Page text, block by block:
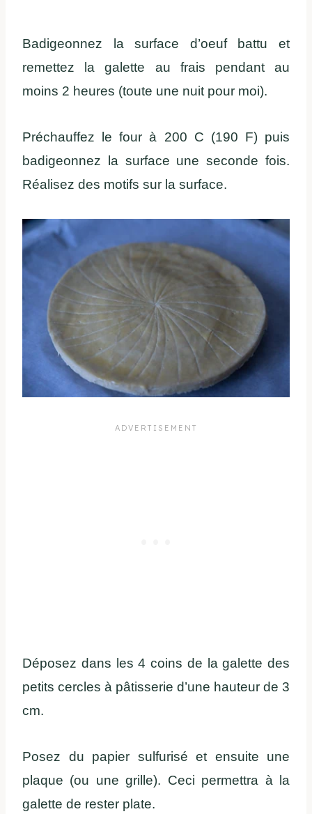
Badigeonnez la surface d’oeuf battu et
remettez la galette au frais pendant au
moins 2 heures (toute une nuit pour moi).
Préchauffez le four à 200 C (190 F) puis
badigeonnez la surface une seconde fois.
Réalisez des motifs sur la surface.
Déposez dans les 4 coins de la galette des
petits cercles à pâtisserie d’une hauteur de 3
cm.
Posez du papier sulfurisé et ensuite une
plaque (ou une grille). Ceci permettra à la
galette de rester plate.